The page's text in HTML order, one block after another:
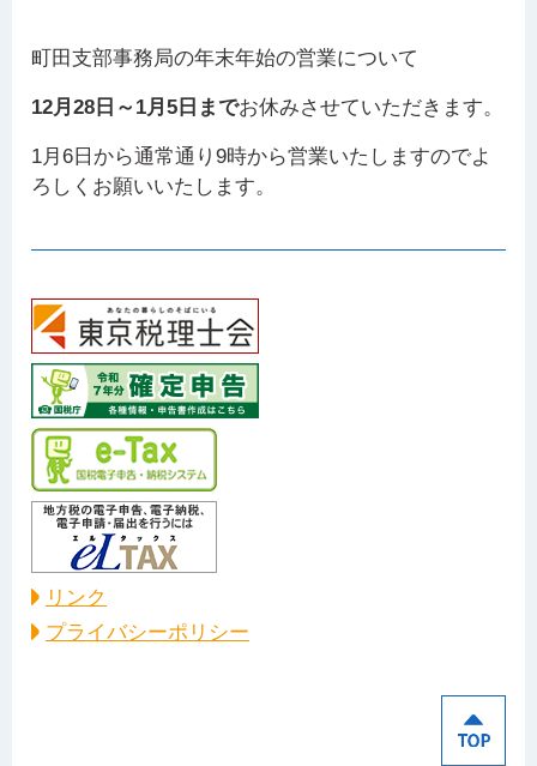
町田支部事務局の年末年始の営業について
12月28日～1月5日までお休みさせていただきます。
1月6日から通常通り9時から営業いたしますのでよ
ろしくお願いいたします。
リンク
プライバシーポリシー